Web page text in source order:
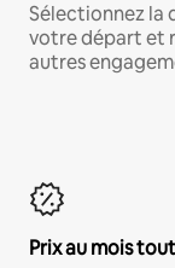
Sélectionnez la
votre départ et
autres
Prix au mois